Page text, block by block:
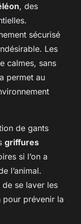
, des
sécurisé
Les
calmes, sans
permet au
de gants
griffures
si l’on a
l’animal.
se laver les
pour prévenir la